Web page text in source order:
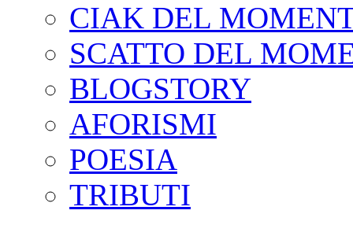
CIAK DEL
SCATTO DEL
BLOGSTORY
AFORISMI
POESIA
TRIBUTI